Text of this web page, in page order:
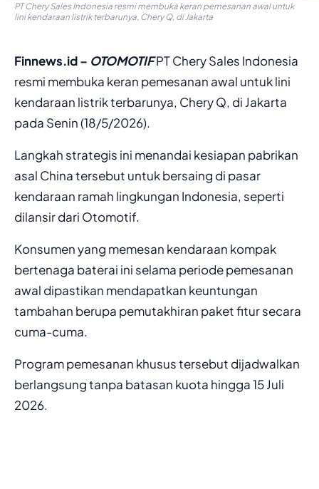
PT Chery Sales Indonesia resmi membuka keran pemesanan awal untuk
lini kendaraan listrik terbarunya, Chery Q, di Jakarta
Finnews.id – OTOMOTIFPT Chery Sales Indonesia
resmi membuka keran pemesanan awal untuk lini
kendaraan listrik terbarunya, Chery Q, di Jakarta
pada Senin (18/5/2026).
Langkah strategis ini menandai kesiapan pabrikan
asal China tersebut untuk bersaing di pasar
kendaraan ramah lingkungan Indonesia, seperti
dilansir dari Otomotif.
Konsumen yang memesan kendaraan kompak
bertenaga baterai ini selama periode pemesanan
awal dipastikan mendapatkan keuntungan
tambahan berupa pemutakhiran paket fitur secara
cuma-cuma.
Program pemesanan khusus tersebut dijadwalkan
berlangsung tanpa batasan kuota hingga 15 Juli
2026.